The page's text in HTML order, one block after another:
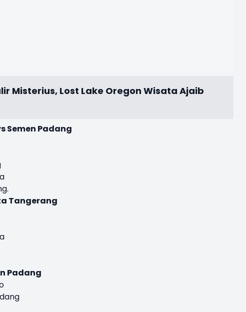
Misterius, Lost Lake Oregon Wisata Ajaib
Semen Padang
Tangerang
Padang